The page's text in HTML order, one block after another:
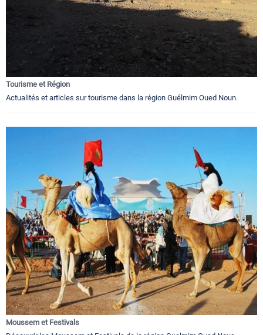
Tourisme et Région
Actualités et articles sur tourisme dans la région Guélmim Oued Noun.
Moussem et Festivals